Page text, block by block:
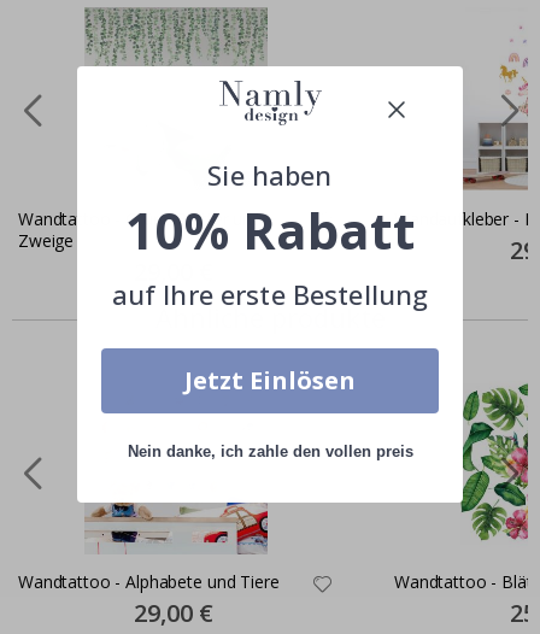
Wandtattoo - Grüne Blätter und
Zweige
Wandaufkleber -
Ähnliche produkte
Wandtattoo - Alphabete und Tiere
Special
Price
29,00 €
Wandtattoo -
Sie haben
10% Rabatt
auf Ihre erste Bestellung
Jetzt Einlösen
Nein danke, ich zahle den vollen preis